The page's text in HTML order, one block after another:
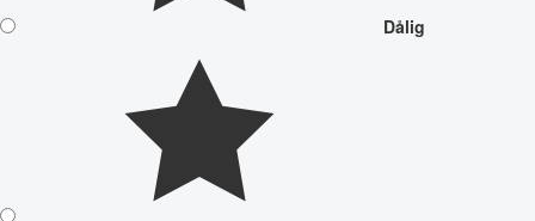
Dålig